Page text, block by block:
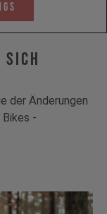
sich
der Änderungen
-